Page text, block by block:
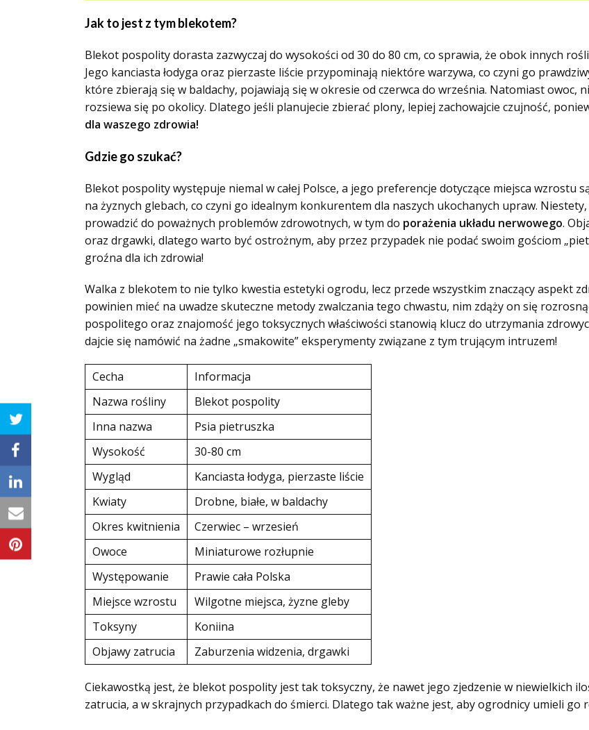
Jak to jest z tym blekotem?
Blekot pospolity dorasta zazwyczaj do wysokości od 30 do 80 cm, co sprawia, że obok innych
Jego kanciasta łodyga oraz pierzaste liście przypominają niektóre warzywa, co czyni go
które zbierają się w baldachy, pojawiają się w okresie od czerwca do września. Natomiast owoc,
rozsiewa się po okolicy. Dlatego jeśli planujecie zbierać plony, lepiej zachowajcie czujność,
dla waszego zdrowia!
Gdzie go szukać?
Blekot pospolity występuje niemal w całej Polsce, a jego preferencje dotyczące miejsca wzrostu
na żyznych glebach, co czyni go idealnym konkurentem dla naszych ukochanych upraw.
prowadzić do poważnych problemów zdrowotnych, w tym do porażenia układu nerwowego.
oraz drgawki, dlatego warto być ostrożnym, aby przez przypadek nie podać swoim gościom
groźna dla ich zdrowia!
Walka z blekotem to nie tylko kwestia estetyki ogrodu, lecz przede wszystkim znaczący aspekt
powinien mieć na uwadze skuteczne metody zwalczania tego chwastu, nim zdąży on się
pospolitego oraz znajomość jego toksycznych właściwości stanowią klucz do utrzymania
dajcie się namówić na żadne „smakowite” eksperymenty związane z tym trującym intruzem!
Cecha
Informacja
Nazwa rośliny
Blekot pospolity
Inna nazwa
Psia pietruszka
Wysokość
30-80 cm
Wygląd
Kanciasta łodyga, pierzaste liście
Kwiaty
Drobne, białe, w baldachy
Okres kwitnienia
Czerwiec – wrzesień
Owoce
Miniaturowe rozłupnie
Występowanie
Prawie cała Polska
Miejsce wzrostu
Wilgotne miejsca, żyzne gleby
Toksyny
Koniina
Objawy zatrucia
Zaburzenia widzenia, drgawki
Ciekawostką jest, że blekot pospolity jest tak toksyczny, że nawet jego zjedzenie w niewielkich
zatrucia, a w skrajnych przypadkach do śmierci. Dlatego tak ważne jest, aby ogrodnicy umieli